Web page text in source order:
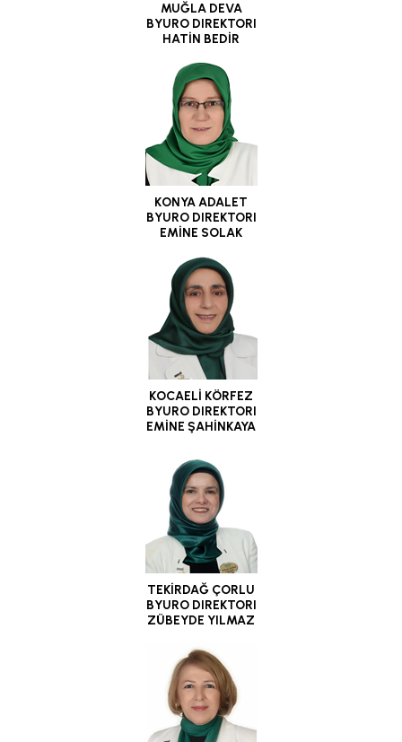
MUĞLA DEVA
BYURO DIREKTORI
HATİN BEDİR
KONYA ADALET
BYURO DIREKTORI
EMİNE SOLAK
KOCAELİ KÖRFEZ
BYURO DIREKTORI
EMİNE ŞAHİNKAYA
TEKİRDAĞ ÇORLU
BYURO DIREKTORI
ZÜBEYDE YILMAZ